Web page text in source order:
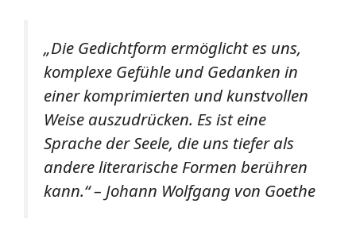
„Die Gedichtform ermöglicht es uns,
komplexe Gefühle und Gedanken in
einer komprimierten und kunstvollen
Weise auszudrücken. Es ist eine
Sprache der Seele, die uns tiefer als
andere literarische Formen berühren
kann.“ – Johann Wolfgang von Goethe